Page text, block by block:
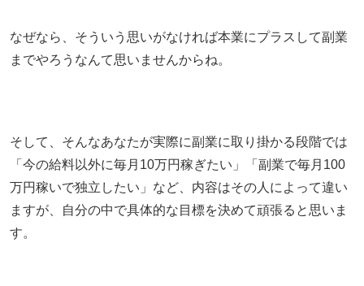
なぜなら、そういう思いがなければ本業にプラスして副業
までやろうなんて思いませんからね。
そして、そんなあなたが実際に副業に取り掛かる段階では
「今の給料以外に毎月10万円稼ぎたい」「副業で毎月100
万円稼いで独立したい」など、内容はその人によって違い
ますが、自分の中で具体的な目標を決めて頑張ると思いま
す。